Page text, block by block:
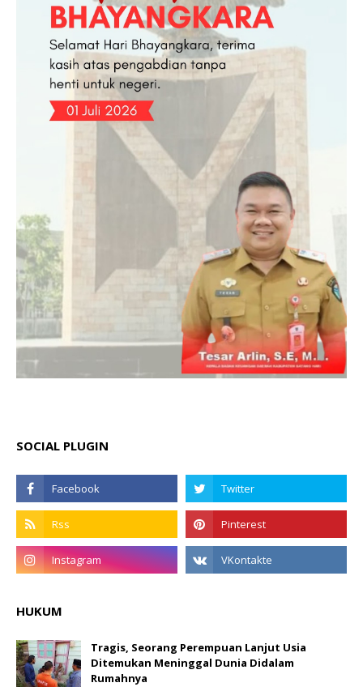
SOCIAL PLUGIN
HUKUM
Tragis, Seorang Perempuan Lanjut Usia
Ditemukan Meninggal Dunia Didalam
Rumahnya